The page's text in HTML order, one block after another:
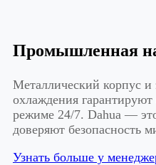
Промышленная
Металлический корпус и
охлаждения
режиме 24/7. Dahua —
доверяют безопасность
Узнать больше у